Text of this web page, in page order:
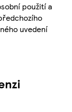
použití a
uvedení